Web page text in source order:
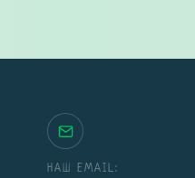
НАШ EMAIL: